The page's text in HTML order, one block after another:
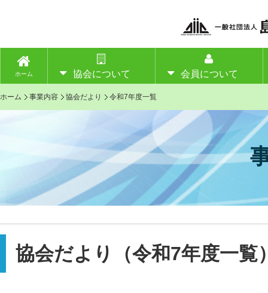
ホーム 協会について 会員について
ホーム 事業内容 協会だより 令和7年度一覧
協会だより（令和7年度一覧